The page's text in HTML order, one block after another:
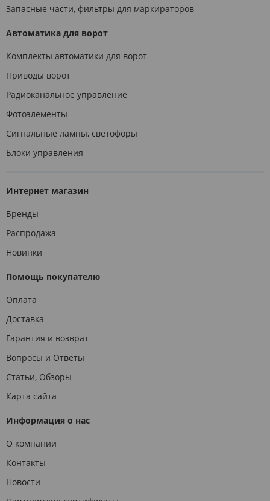
Запасные части, фильтры для маркираторов
Автоматика для ворот
Комплекты автоматики для ворот
Приводы ворот
Радиоканальное управление
Фотоэлементы
Сигнальные лампы, светофоры
Блоки управления
Интернет магазин
Бренды
Распродажа
Новинки
Помощь покупателю
Оплата
Доставка
Гарантия и возврат
Вопросы и Ответы
Статьи, Обзоры
Карта сайта
Информация о нас
О компании
Контакты
Новости